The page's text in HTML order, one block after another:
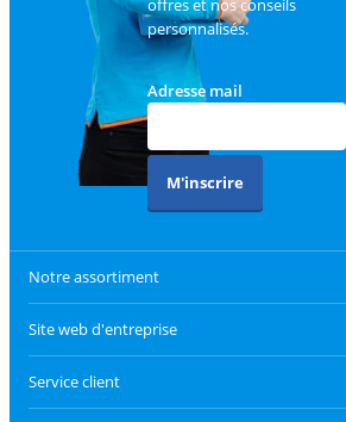
offres et nos conseils
personnalisés.
Adresse mail
M'inscrire
Notre assortiment
Site web d'entreprise
Service client